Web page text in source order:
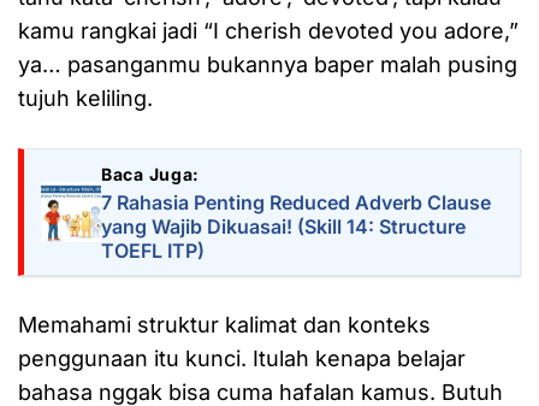
kamu rangkai jadi “I cherish devoted you adore,”
ya… pasanganmu bukannya baper malah pusing
tujuh keliling.
Baca Juga:
7 Rahasia Penting Reduced Adverb Clause
yang Wajib Dikuasai! (Skill 14: Structure
TOEFL ITP)
Memahami struktur kalimat dan konteks
penggunaan itu kunci. Itulah kenapa belajar
bahasa nggak bisa cuma hafalan kamus. Butuh